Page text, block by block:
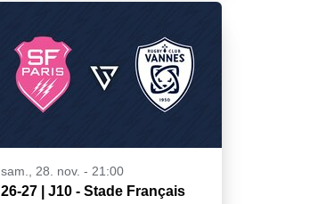
sam., 28. nov. - 21:00
26-27 | J10 - Stade Français